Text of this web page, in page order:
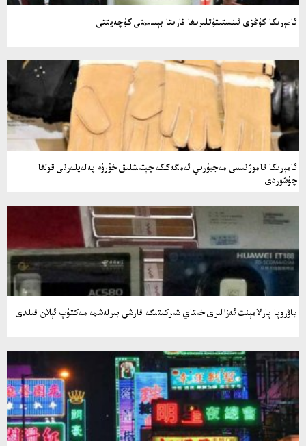
ئامېرىكا كۇڭزى ئىنستىتۇتلىرىغا قارىتا بېسىمنى كۈچەيتتى
ئامېرىكا تاموژنىسى مەجبۇرىي ئەمگەككە چېتىشلىق خۇرۇم پەلەيلەرنى قولغا
چۈشۈردى
ياۋروپا پارلامېنت ئەزالىرى خىتاي شىركىتىگە قارشى بىرلەشمە مەكتۇپ ئېلان قىلدى